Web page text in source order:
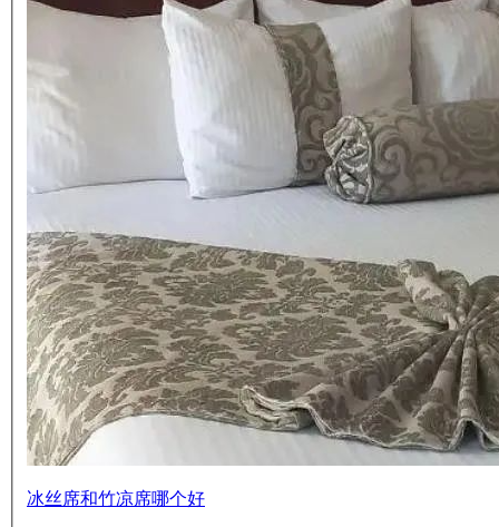
冰丝席和竹凉席哪个好